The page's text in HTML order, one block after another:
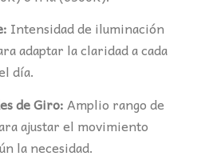
Intensidad de iluminación
adaptar la claridad a cada
día.
de Giro:Amplio rango de
ajustar el movimiento
la necesidad.